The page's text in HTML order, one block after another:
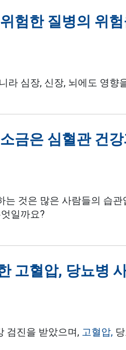
험한 질병의 위
라 심장, 신장, 뇌에도 영향
금은 심혈관 건
것은 많은 사람들의 습관
일까요?
고혈압, 당뇨병
검진을 받았으며, 고혈압,